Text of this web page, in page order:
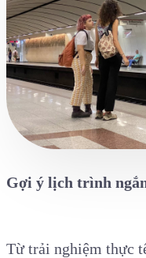
Gợi ý lịch trình
Từ trải nghiệm thực